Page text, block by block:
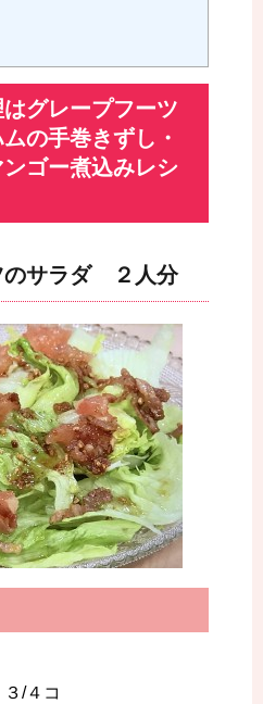
グレープフーツ
の手巻きずし・
ゴー煮込みレシ
のサラダ ２人分
/４コ